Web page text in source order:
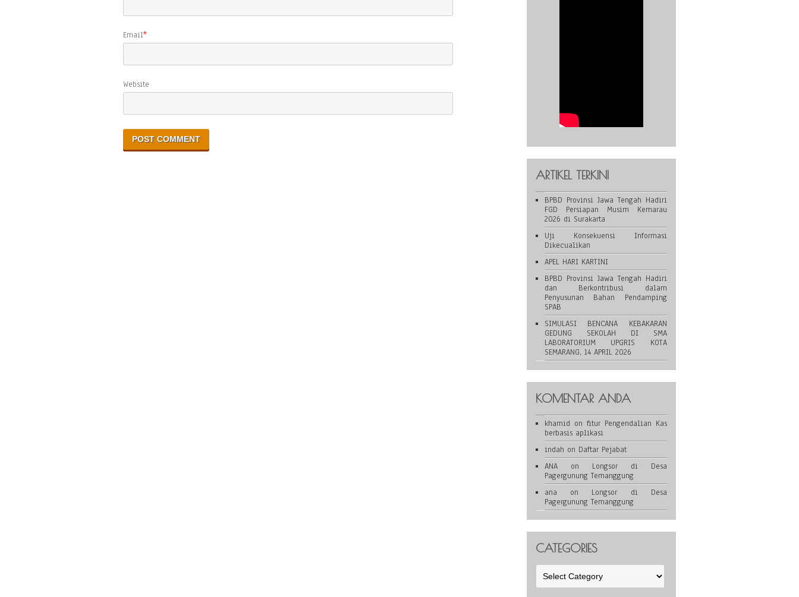
Email*
Website
ARTIKEL TERKINI
BPBD Provinsi Jawa Tengah Hadiri
FGD Persiapan Musim Kemarau
2026 di Surakarta
Uji Konsekuensi Informasi
Dikecualikan
APEL HARI KARTINI
BPBD Provinsi Jawa Tengah Hadiri
dan Berkontribusi dalam
Penyusunan Bahan Pendamping
SPAB
SIMULASI BENCANA KEBAKARAN
GEDUNG SEKOLAH DI SMA
LABORATORIUM UPGRIS KOTA
SEMARANG, 14 APRIL 2026
KOMENTAR ANDA
khamid on fitur Pengendalian Kas
berbasis aplikasi
indah on Daftar Pejabat
ANAon Longsor di Desa
Pagergunung Temanggung
ana on Longsor di Desa
Pagergunung Temanggung
CATEGORIES
Categories